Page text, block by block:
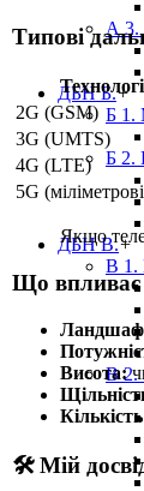
А 3.
ДБН Б.+
Б 1.
Б 2.
ДБН В.+
В 1.
В 2.
Типові
2G (GSM)
3G (UMTS)
4G (LTE)
5G
Якщо
Що впливає
Висота:
🛠️ Мій